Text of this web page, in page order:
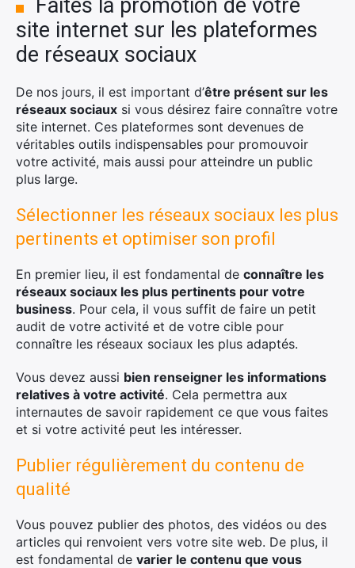
Faites la promotion de votre
site internet sur les plateformes
de réseaux sociaux
De nos jours, il est important d’être présent sur les
réseaux sociaux si vous désirez faire connaître votre
site internet. Ces plateformes sont devenues de
véritables outils indispensables pour promouvoir
votre activité, mais aussi pour atteindre un public
plus large.
Sélectionner les réseaux sociaux les plus
pertinents et optimiser son profil
En premier lieu, il est fondamental de connaître les
réseaux sociaux les plus pertinents pour votre
business. Pour cela, il vous suffit de faire un petit
audit de votre activité et de votre cible pour
connaître les réseaux sociaux les plus adaptés.
Vous devez aussi bien renseigner les informations
relatives à votre activité. Cela permettra aux
internautes de savoir rapidement ce que vous faites
et si votre activité peut les intéresser.
Publier régulièrement du contenu de
qualité
Vous pouvez publier des photos, des vidéos ou des
articles qui renvoient vers votre site web. De plus, il
est fondamental de varier le contenu que vous
: